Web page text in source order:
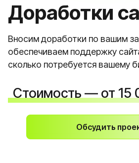
Доработки
Вносим доработки по вашим
обеспечиваем поддержку
сколько потребуется вашему
Стоимость — от 15
Обсудить